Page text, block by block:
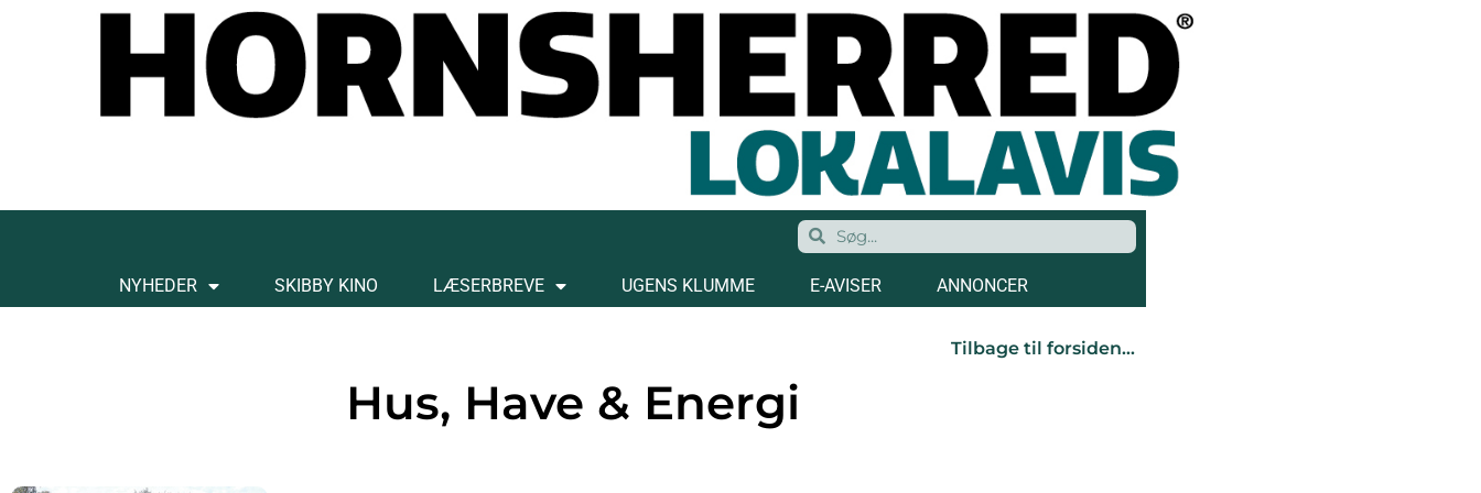
NYHEDER SKIBBY KINO LÆSERBREVE UGENS KLUMME E-AVISER ANNONCER
Tilbage til forsiden…
Hus, Have & Energi